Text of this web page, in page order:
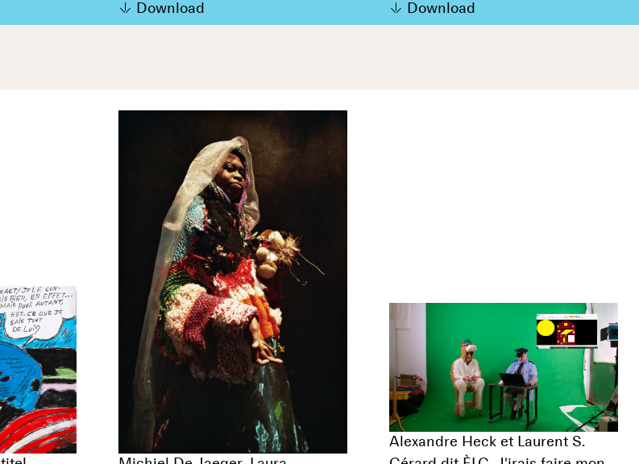
Download Download
Alexandre Heck et Laurent S.